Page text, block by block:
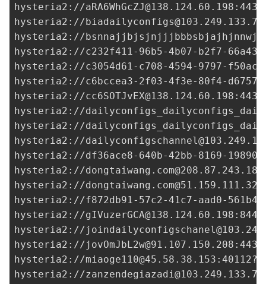
hysteria2://aRA6WhGcZJ@138.124.60.198
hysteria2://biadailyconfigs@103.249.133.79
hysteria2://
hysteria2://c232f411-96b5-4b07-b2f7-
hysteria2://c3054d61-c708-4594-9797-
hysteria2://c6bccea3-2f03-4f3e-80f4-
hysteria2://cc6SOTJvEX@138.124.60.198
hysteria2://
hysteria2://
hysteria2://
hysteria2://df36ace8-640b-42bb-8169-
hysteria2://dongtaiwang.com@208.87.243.187
hysteria2://dongtaiwang.com@51.159.111.32
hysteria2://f872db91-57c2-41c7-aad0-
hysteria2://gIVuzerGCA@138.124.60.198
hysteria2://
hysteria2://jovOmJbL2w@91.107.150.208
hysteria2://miaoge110@45.58.38.153
hysteria2://zanzendegiazadi@103.249.133.79